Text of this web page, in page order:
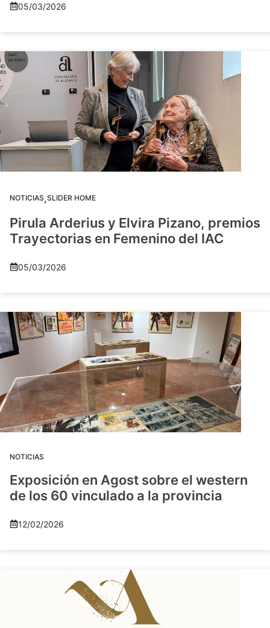
05/03/2026
NOTICIAS,SLIDER HOME
Pirula Arderius y Elvira Pizano, premios
Trayectorias en Femenino del IAC
05/03/2026
NOTICIAS
Exposición en Agost sobre el western
de los 60 vinculado a la provincia
12/02/2026